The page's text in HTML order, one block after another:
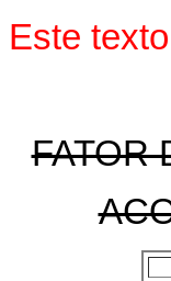
Este
FATOR